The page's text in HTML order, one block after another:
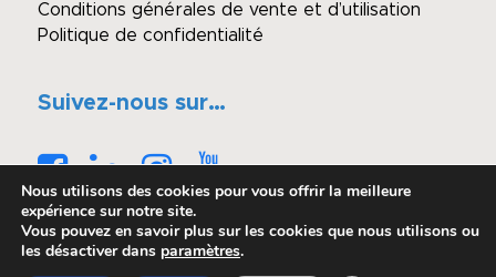
Conditions générales de vente et d’utilisation
Politique de confidentialité
Suivez-nous sur…
Nous utilisons des cookies pour vous offrir la meilleure
expérience sur notre site.
Vous pouvez en savoir plus sur les cookies que nous utilisons ou
les désactiver dans paramètres.